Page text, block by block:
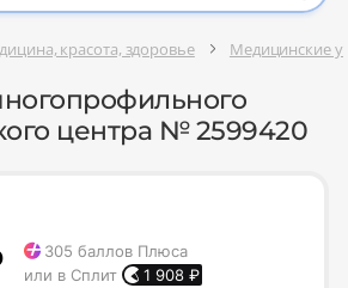
красота, здоровье Медицинские
центра № 2599420
305 баллов Плюса
или в Сплит
1 908 ₽